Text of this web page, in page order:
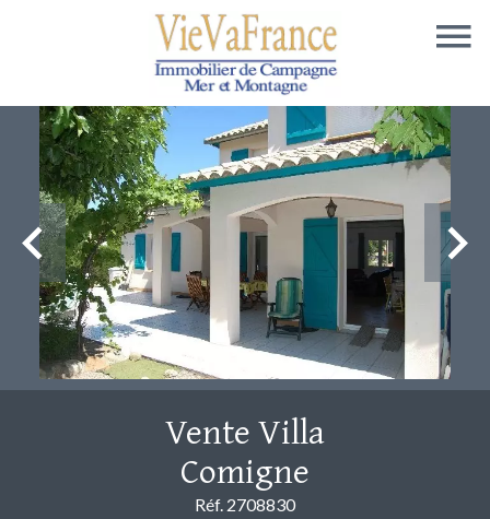
Vente Villa
Comigne
Réf. 2708830